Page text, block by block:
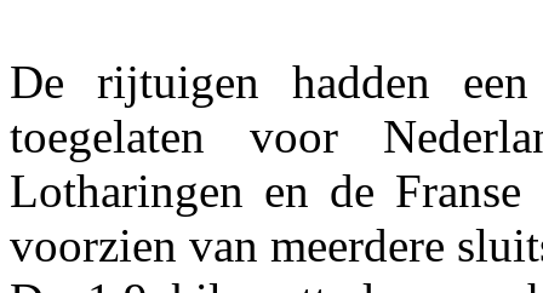
De rijtuigen hadden
toegelaten voor
Lotharingen en de
voorzien van meerdere